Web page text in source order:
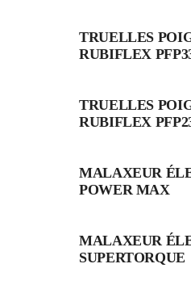
TRUELLES
RUBIFLEX
TRUELLES
RUBIFLEX
MALAXEUR
POWER MAX
MALAXEUR
SUPERTORQUE